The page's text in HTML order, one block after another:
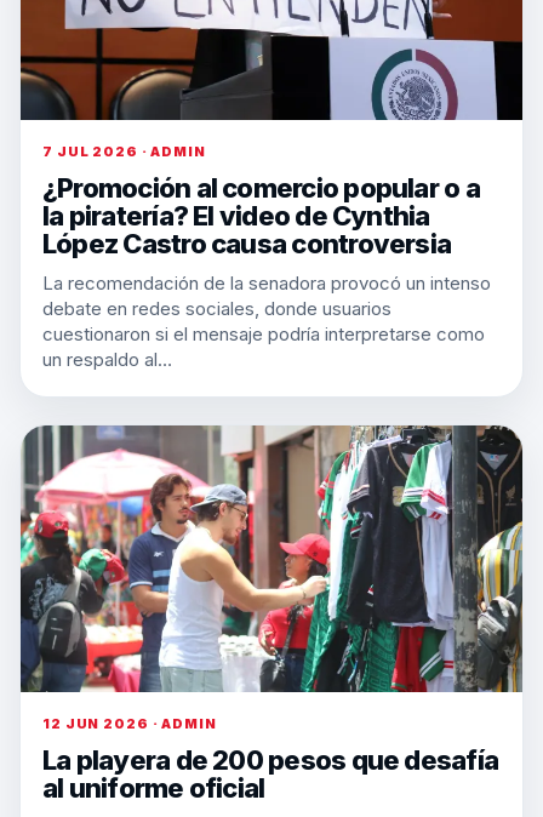
7 JUL 2026 · ADMIN
¿Promoción al comercio popular o a
la piratería? El video de Cynthia
López Castro causa controversia
La recomendación de la senadora provocó un intenso
debate en redes sociales, donde usuarios
cuestionaron si el mensaje podría interpretarse como
un respaldo al…
12 JUN 2026 · ADMIN
La playera de 200 pesos que desafía
al uniforme oficial